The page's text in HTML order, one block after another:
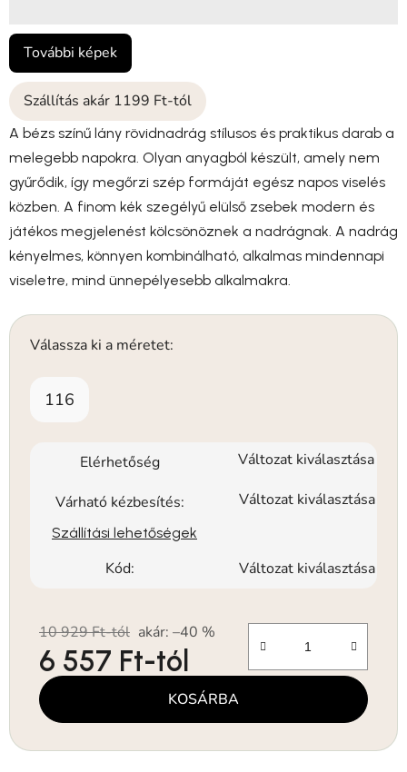
Szállítás akár 1199 Ft-tól
A bézs színű lány rövidnadrág stílusos és praktikus darab a
melegebb napokra. Olyan anyagból készült, amely nem
gyűrődik, így megőrzi szép formáját egész napos viselés
közben. A finom kék szegélyű elülső zsebek modern és
játékos megjelenést kölcsönöznek a nadrágnak. A nadrág
kényelmes, könnyen kombinálható, alkalmas mindennapi
viseletre, mind ünnepélyesebb alkalmakra.
Válassza ki a méretet:
116
Elérhetőség Változat kiválasztása
Várható kézbesítés: Változat kiválasztása
Szállítási lehetőségek
Kód: Változat kiválasztása
10 929 Ft-tól akár: –40 %
6 557 Ft-tól
Egységár: KOSÁRBA
További képek